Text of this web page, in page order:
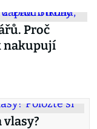
Proč
nakupují